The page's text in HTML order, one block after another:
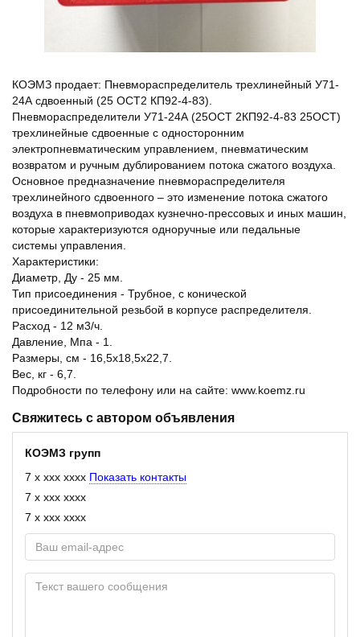
КОЭМЗ продает: Пневмораспределитель трехлинейный У71-
24А сдвоенный (25 ОСТ2 КП92-4-83).
Пневмораспределители У71-24А (25ОСТ 2КП92-4-83 25ОСТ)
трехлинейные сдвоенные с односторонним
электропневматическим управлением, пневматическим
возвратом и ручным дублированием потока сжатого воздуха.
Основное предназначение пневмораспределителя
трехлинейного сдвоенного – это изменение потока сжатого
воздуха в пневмоприводах кузнечно-прессовых и иных машин,
которые характеризуются одноручные или педальные
системы управления.
Характеристики:
Диаметр, Ду - 25 мм.
Тип присоединения - Трубное, с конической
присоединительной резьбой в корпусе распределителя.
Расход - 12 м3/ч.
Давление, Мпа - 1.
Размеры, см - 16,5х18,5х22,7.
Вес, кг - 6,7.
Подробности по телефону или на сайте: www.koemz.ru
Свяжитесь с автором объявления
КОЭМЗ групп
7 x xxx xxxx Показать контакты
7 x xxx xxxx
7 x xxx xxxx